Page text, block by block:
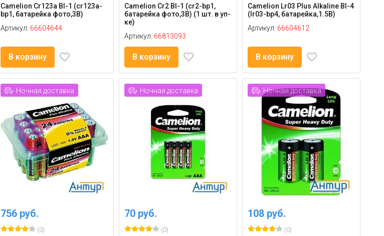
Camelion Cr123a Bl-1 (cr123a-
bp1, батарейка фото,3В)
Артикул: 66604644
В корзину
Camelion Cr2 Bl-1 (cr2-bp1,
батарейка фото,3В) (1 шт. в уп-
ке)
Артикул: 66813093
В корзину
Camelion Lr03 Plus Alkaline Bl-4
(lr03-bp4, батарейка,1.5В)
Артикул: 66604612
В корзину
Ночная доставка
756 руб.
(0)
Ночная доставка
70 руб.
(0)
Ночная доставка
108 руб.
(0)